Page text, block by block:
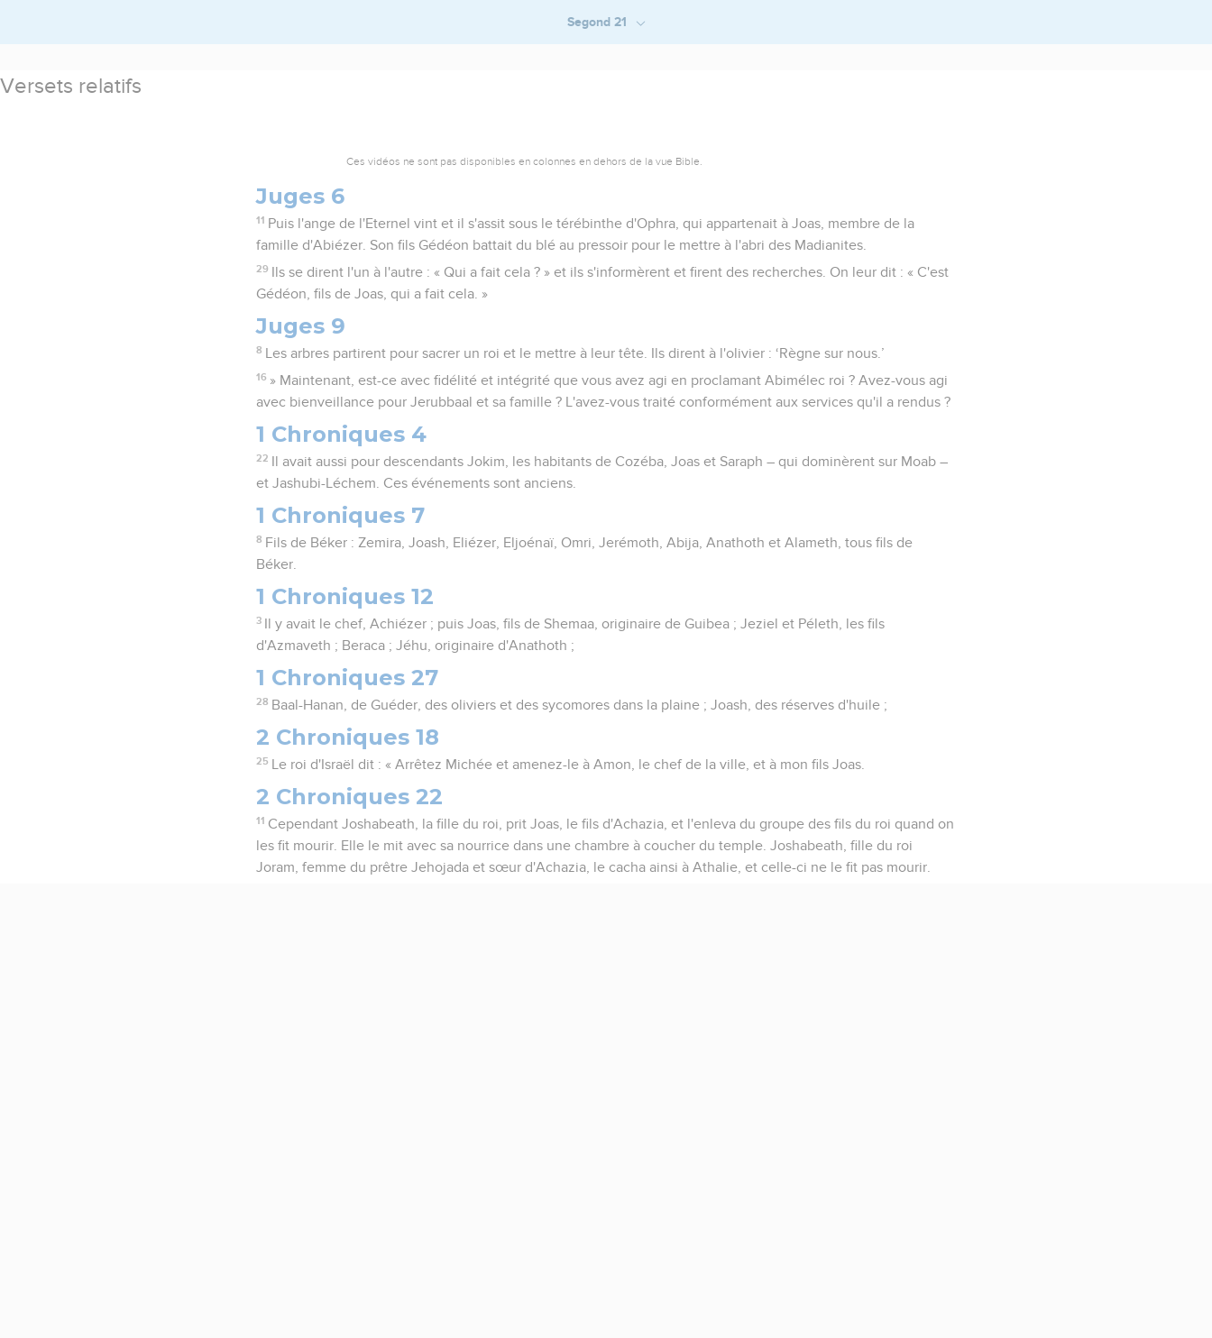
Segond 21
Versets relatifs
Ces vidéos ne sont pas disponibles en colonnes en dehors de la vue Bible.
Juges 6
11 Puis l'ange de l'Eternel vint et il s'assit sous le térébinthe d'Ophra, qui appartenait à Joas, membre de la
famille d'Abiézer. Son fils Gédéon battait du blé au pressoir pour le mettre à l'abri des Madianites.
29
Ils se dirent l'un à l'autre : « Qui a fait cela ? » et ils s'informèrent et firent des recherches. On leur dit : « C'est
Gédéon, fils de Joas, qui a fait cela. »
Juges 9
8 Les arbres partirent pour sacrer un roi et le mettre à leur tête. Ils dirent à l'olivier : ‘Règne sur nous.’
16 » Maintenant, est-ce avec fidélité et intégrité que vous avez agi en proclamant Abimélec roi ? Avez-vous agi
avec bienveillance pour Jerubbaal et sa famille ? L'avez-vous traité conformément aux services qu'il a rendus ?
1 Chroniques 4
22
Il avait aussi pour descendants Jokim, les habitants de Cozéba, Joas et Saraph – qui dominèrent sur Moab –
et Jashubi-Léchem. Ces événements sont anciens.
1 Chroniques 7
8 Fils de Béker : Zemira, Joash, Eliézer, Eljoénaï, Omri, Jerémoth, Abija, Anathoth et Alameth, tous fils de
Béker.
1 Chroniques 12
3
Il y avait le chef, Achiézer ; puis Joas, fils de Shemaa, originaire de Guibea ; Jeziel et Péleth, les fils
d'Azmaveth ; Beraca ; Jéhu, originaire d'Anathoth ;
1 Chroniques 27
28 Baal-Hanan, de Guéder, des oliviers et des sycomores dans la plaine ; Joash, des réserves d'huile ;
2 Chroniques 18
25 Le roi d'Israël dit : « Arrêtez Michée et amenez-le à Amon, le chef de la ville, et à mon fils Joas.
2 Chroniques 22
11 Cependant Joshabeath, la fille du roi, prit Joas, le fils d'Achazia, et l'enleva du groupe des fils du roi quand on
les fit mourir. Elle le mit avec sa nourrice dans une chambre à coucher du temple. Joshabeath, fille du roi
Joram, femme du prêtre Jehojada et sœur d'Achazia, le cacha ainsi à Athalie, et celle-ci ne le fit pas mourir.